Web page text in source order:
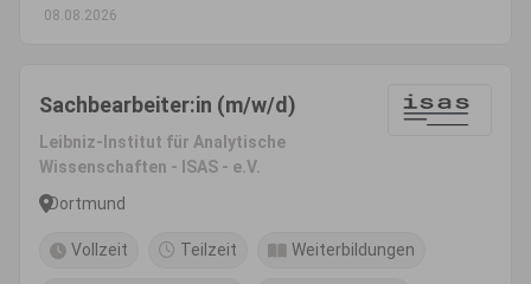
08.08.2026
Sachbearbeiter:in (m/w/d)
Leibniz-Institut für Analytische
Wissenschaften - ISAS - e.V.
Dortmund
Vollzeit Teilzeit Weiterbildungen